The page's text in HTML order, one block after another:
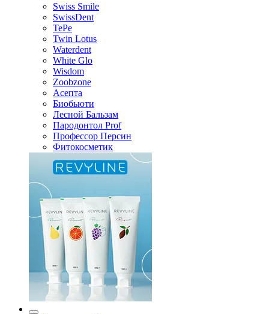
Swiss Smile
SwissDent
TePe
Twin Lotus
Waterdent
White Glo
Wisdom
Zoobzone
Асепта
Биобьюти
Лесной Бальзам
Пародонтол Prof
Профессор Персин
Фитокосметик